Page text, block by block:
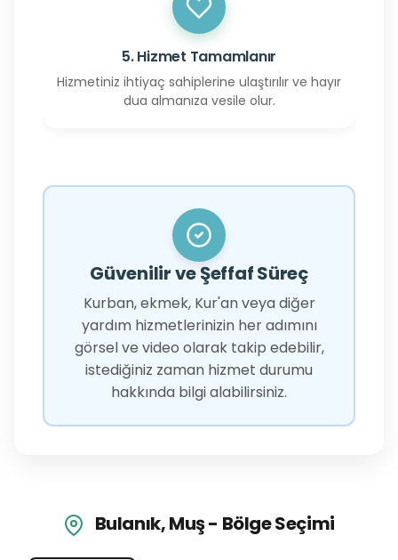
5. Hizmet Tamamlanır
Hizmetiniz ihtiyaç sahiplerine ulaştırılır ve hayır
dua almanıza vesile olur.
Güvenilir ve Şeffaf Süreç
Kurban, ekmek, Kur'an veya diğer
yardım hizmetlerinizin her adımını
görsel ve video olarak takip edebilir,
istediğiniz zaman hizmet durumu
hakkında bilgi alabilirsiniz.
Bulanık, Muş - Bölge Seçimi